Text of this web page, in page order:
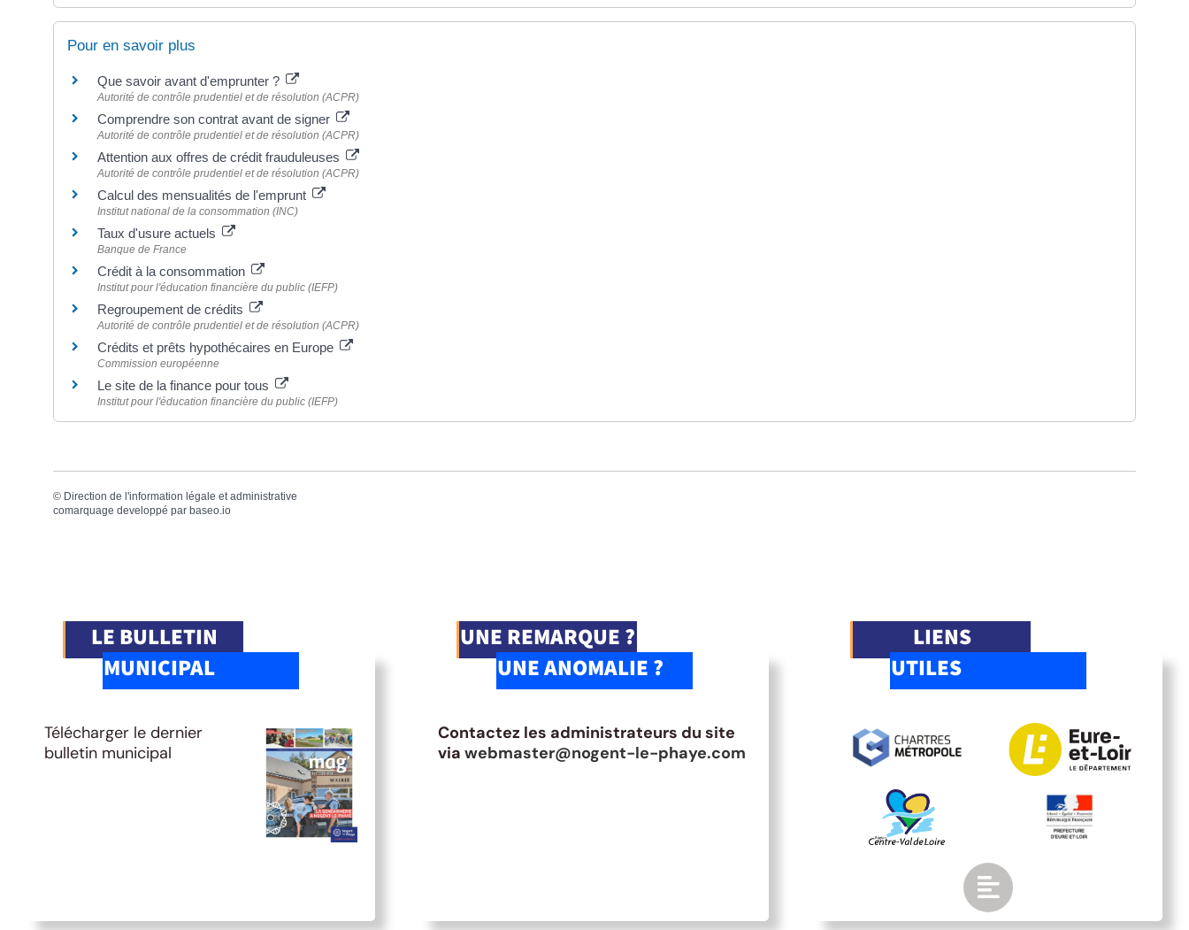
Pour en savoir plus
Que savoir avant d'emprunter ?
Autorité de contrôle prudentiel et de résolution (ACPR)
Comprendre son contrat avant de signer
Autorité de contrôle prudentiel et de résolution (ACPR)
Attention aux offres de crédit frauduleuses
Autorité de contrôle prudentiel et de résolution (ACPR)
Calcul des mensualités de l'emprunt
Institut national de la consommation (INC)
Taux d'usure actuels
Banque de France
Crédit à la consommation
Institut pour l'éducation financière du public (IEFP)
Regroupement de crédits
Autorité de contrôle prudentiel et de résolution (ACPR)
Crédits et prêts hypothécaires en Europe
Commission européenne
Le site de la finance pour tous
Institut pour l'éducation financière du public (IEFP)
© Direction de l'information légale et administrative
comarquage developpé par baseo.io
LE BULLETIN
MUNICIPAL
Télécharger le dernier
bulletin municipal
UNE REMARQUE ?
UNE ANOMALIE ?
Contactez les administrateurs du site
viawebmaster@nogent-le-phaye.com
LIENS
UTILES